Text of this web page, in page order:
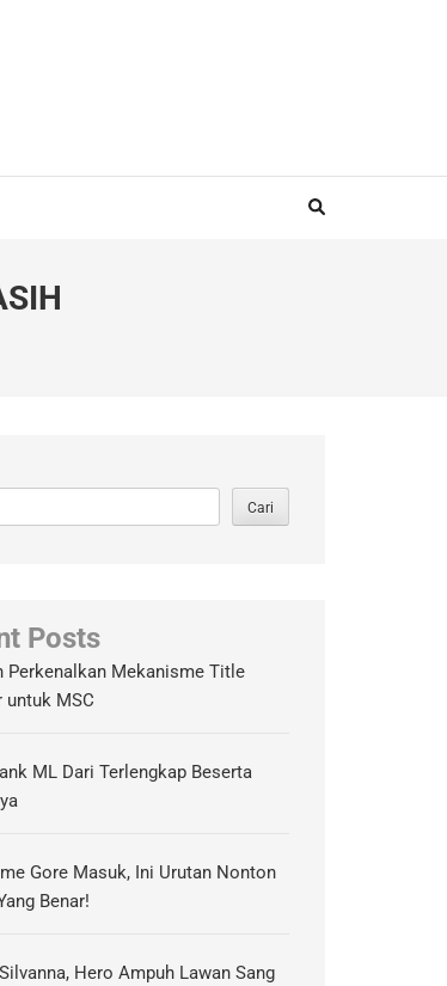
Cari
Posts
Perkenalkan Mekanisme Title
untuk MSC
ML Dari Terlengkap Beserta
Gore Masuk, Ini Urutan Nonton
Benar!
Hero Ampuh Lawan Sang